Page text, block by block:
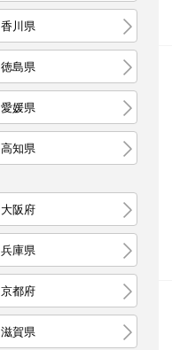
香川県
徳島県
愛媛県
高知県
大阪府
兵庫県
京都府
滋賀県